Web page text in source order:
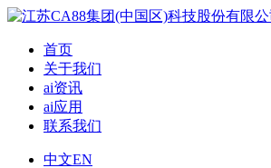
首页
关于我们
ai资讯
ai应用
联系我们
中文EN